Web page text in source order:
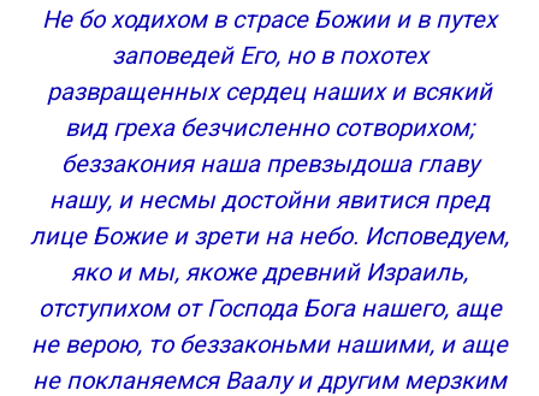
Не бо ходихом в страсе Божии и в путех
заповедей Его, но в похотех
развращенных сердец наших и всякий
вид греха безчисленно сотворихом;
беззакония наша превзыдоша главу
нашу, и несмы достойни явитися пред
лице Божие и зрети на небо. Исповедуем,
яко и мы, якоже древний Израиль,
отступихом от Господа Бога нашего, аще
не верою, то беззаконьми нашими, и аще
не покланяемся Ваалу и другим мерзким